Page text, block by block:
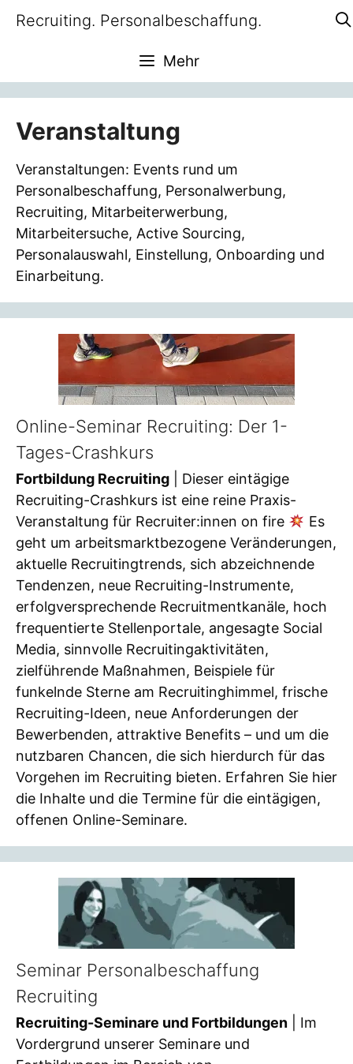
Inhalt
Recruiting. Personalbeschaffung.
Mehr
Veranstaltung
Veranstaltungen: Events rund um
Personalbeschaffung, Personalwerbung,
Recruiting, Mitarbeiterwerbung,
Mitarbeitersuche, Active Sourcing,
Personalauswahl, Einstellung, Onboarding und
Einarbeitung.
Online-Seminar Recruiting: Der 1-
Tages-Crashkurs
Fortbildung Recruiting | Dieser eintägige
Recruiting-Crashkurs ist eine reine Praxis-
Veranstaltung für Recruiter:innen on fire
Es
geht um arbeitsmarktbezogene Veränderungen,
aktuelle Recruitingtrends, sich abzeichnende
Tendenzen, neue Recruiting-Instrumente,
erfolgversprechende Recruitmentkanäle, hoch
frequentierte Stellenportale, angesagte Social
Media, sinnvolle Recruitingaktivitäten,
zielführende Maßnahmen, Beispiele für
funkelnde Sterne am Recruitinghimmel, frische
Recruiting-Ideen, neue Anforderungen der
Bewerbenden, attraktive Benefits – und um die
nutzbaren Chancen, die sich hierdurch für das
Vorgehen im Recruiting bieten. Erfahren Sie hier
die Inhalte und die Termine für die eintägigen,
offenen Online-Seminare.
Seminar Personalbeschaffung
Recruiting
Recruiting-Seminare und Fortbildungen | Im
Vordergrund unserer Seminare und